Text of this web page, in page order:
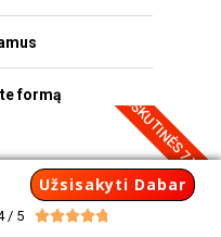
formą PASKUTINĖS 7
Užsisakyti Dabar
/ 5 